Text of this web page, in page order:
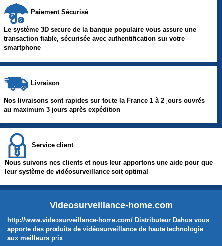
Paiement Sécurisé
Le système 3D secure de la banque populaire vous assure une
transaction fiable, sécurisée avec authentification sur votre
smartphone
Livraison
Nos livraisons sont rapides sur toute la France 1 à 2 jours ouvrés
au maximum 3 jours après expédition
Service client
Nous suivons nos clients et nous leur apportons une aide pour que
leur système de vidéosurveillance soit optimal
Videosurveillance-home.com
http://www.videosurveillance-home.com/ Distributeur Dahua vous
apporte des produits de vidéosurveillance de haute technologie
aux meilleurs prix